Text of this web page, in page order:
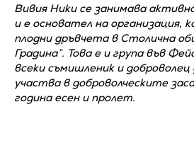
Вивия Ники се занимава
и е основател на организация,
плодни дръвчета в Столична
Градина”. Това е и група във
всеки съмишленик и доброволец
участва в доброволческите
година есен и пролет.